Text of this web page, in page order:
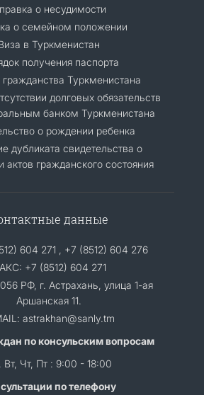
о несудимости
о семейном положении
в Туркменистан
получения паспорта
Туркменистана
долговых обязательств
банком Туркменистана
о рождении ребенка
дубликата свидетельства о
актов гражданского состояния
данные
604 271 , +7 (8512) 604 276
+7 (8512) 604 271
РФ, г. Астрахань, улица 1-ая
Аршанская 11.
astrakhan@sanly.tm
по консульским вопросам
Вт, Чт, Пт : 9:00 - 18:00
по телефону